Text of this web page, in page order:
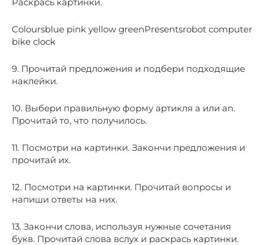
Coloursblue pink yellow greenPresentsrobot computer
bike clock
9. Прочитай предложения и подбери подходящие
наклейки.
10. Выбери правильную форму артикля a или an.
Прочитай то, что получилось.
11. Посмотри на картинки. Закончи предложения и
прочитай их.
12. Посмотри на картинки. Прочитай вопросы и
напиши ответы на них.
13. Закончи слова, используя нужные сочетания
букв. Прочитай слова вслух и раскрась картинки.